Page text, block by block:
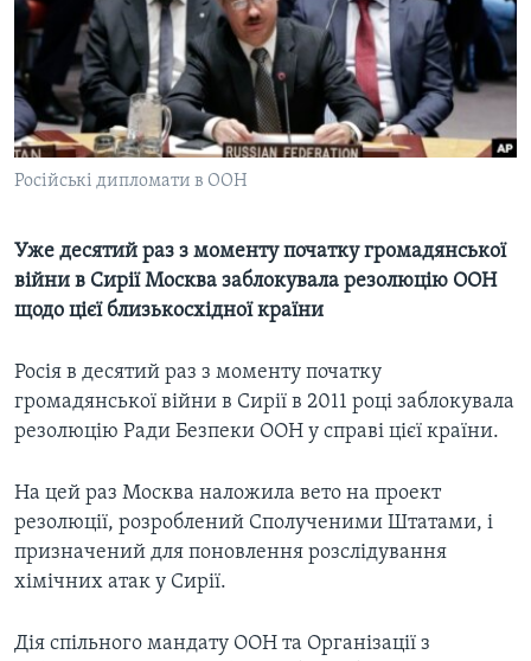
СУСПІЛЬСТВО
ЕКОНОМІКА
ІСТОРІЇ УСПІХУ УКРАЇНЦІВ
ТЕЛЕПРОГРАМИ
ЧАС-TIME
БРИФІНГ ГОЛОСУ АМЕРИКИ
СТУДІЯ ВАШИНГТОН
ПРАЙМ-ТАЙМ
ПОГЛЯД З ВАШИНГТОНА
ENGLISH
Learning English
Мови
Російські дипломати в ООН
Уже десятий раз з моменту початку громадянської
війни в Сирії Москва заблокувала резолюцію ООН
щодо цієї близькосхідної країни
Росія в десятий раз з моменту початку
громадянської війни в Сирії в 2011 році заблокувала
резолюцію Ради Безпеки ООН у справі цієї країни.
На цей раз Москва наложила вето на проект
резолюції, розроблений Сполученими Штатами, і
призначений для поновлення розслідування
хімічних атак у Сирії.
Дія спільного мандату ООН та Організації з